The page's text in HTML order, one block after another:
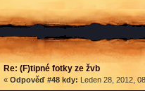
Re: (F)tipné fotky ze žvb
« Odpověď #48 kdy: Leden 28, 2012,